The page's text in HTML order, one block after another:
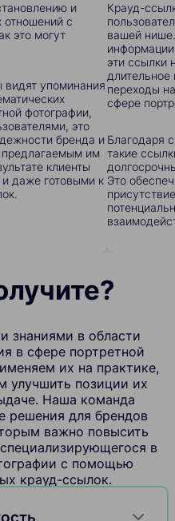
и
с
это могут
видят упоминания
фотографии,
это
бренда и
им
клиенты
даже готовыми к
Крауд-
вашей
эти ссылки
переходы
сфере
Благодаря
такие
Это
знаниями в области
в сфере портретной
их на практике,
улучшить позиции их
Наша команда
решения для брендов
важно повысить
в
с помощью
крауд-ссылок.